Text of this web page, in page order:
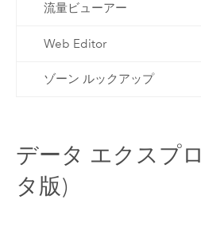
流量ビューアー
Web Editor
ゾーン ルックアップ
データ エクスプ
タ版)